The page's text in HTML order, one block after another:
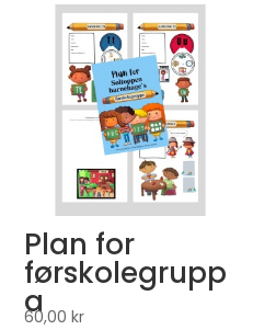
Plan for
førskolegrupp
a
60,00kr